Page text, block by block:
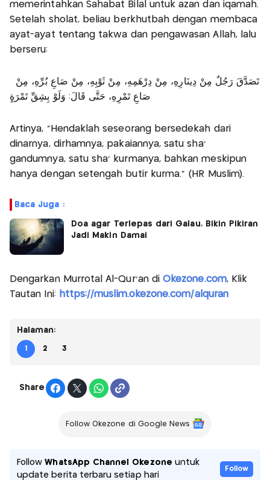
memerintahkan Sahabat Bilal untuk azan dan iqamah.
Setelah sholat, beliau berkhutbah dengan membaca
ayat-ayat tentang takwa dan pengawasan Allah, lalu
berseru:
Artinya, "Hendaklah seseorang bersedekah dari
dinarnya, dirhamnya, pakaiannya, satu sha’
gandumnya, satu sha’ kurmanya, bahkan meskipun
hanya dengan setengah butir kurma." (HR Muslim).
Baca Juga :
Doa agar Terlepas dari Galau, Bikin Pikiran
Jadi Makin Damai
Dengarkan Murrotal Al-Qur'an diOkezone.com, Klik
Tautan Ini: https://muslim.okezone.com/alquran
Halaman:
1 2 3
Share
Follow Okezone di Google News
FollowWhatsApp Channel Okezone untuk
update berita terbaru setiap hari
Follow